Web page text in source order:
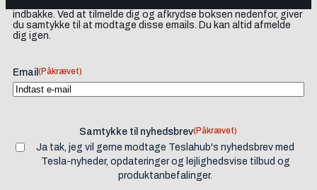
indbakke. Ved at tilmelde dig og afkrydse boksen nedenfor, giver
du samtykke til at modtage disse emails. Du kan altid afmelde
dig igen.
Email (Påkrævet)
Samtykke til nyhedsbrev(Påkrævet)
Ja tak, jeg vil gerne modtage Teslahub's nyhedsbrev med
Tesla-nyheder, opdateringer og lejlighedsvise tilbud og
produktanbefalinger.